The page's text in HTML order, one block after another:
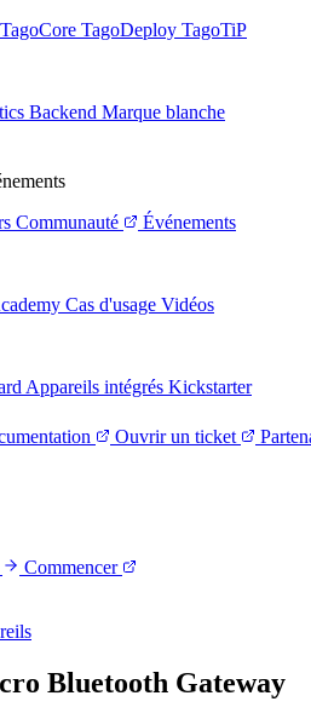
TagoCore TagoDeploy TagoTiP
Backend Marque blanche
Communauté
Événements
Cas d'usage Vidéos
Appareils intégrés Kickstarter
Ouvrir un ticket
Commencer
Bluetooth Gateway